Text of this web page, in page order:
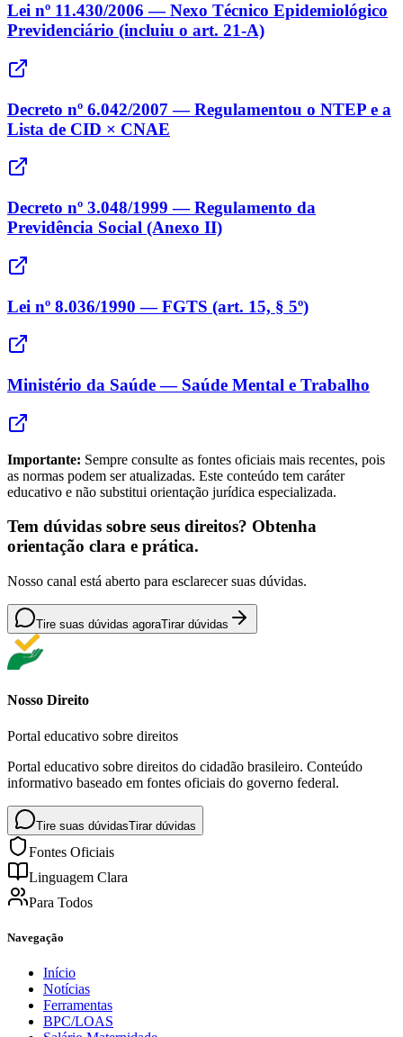
Lei nº 11.430/2006 — Nexo Técnico Epidemiológico
Previdenciário (incluiu o art. 21-A)
Decreto nº 6.042/2007 — Regulamentou o NTEP e a
Lista de CID × CNAE
Decreto nº 3.048/1999 — Regulamento da
Previdência Social (Anexo II)
Lei nº 8.036/1990 — FGTS (art. 15, § 5º)
Ministério da Saúde — Saúde Mental e Trabalho
Importante: Sempre consulte as fontes oficiais mais recentes, pois
as normas podem ser atualizadas. Este conteúdo tem caráter
educativo e não substitui orientação jurídica especializada.
Tem dúvidas sobre seus direitos? Obtenha
orientação clara e prática.
Nosso canal está aberto para esclarecer suas dúvidas.
Tire suas dúvidas agoraTirar dúvidas
Nosso Direito
Portal educativo sobre direitos
Portal educativo sobre direitos do cidadão brasileiro. Conteúdo
informativo baseado em fontes oficiais do governo federal.
Tire suas dúvidasTirar dúvidas
Fontes Oficiais
Linguagem Clara
Para Todos
Navegação
Início
Notícias
Ferramentas
BPC/LOAS